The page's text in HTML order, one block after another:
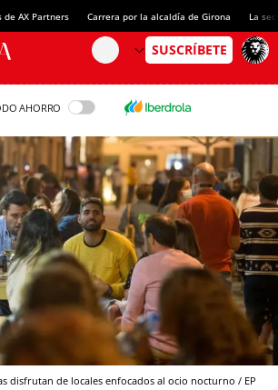
de AX Partners Carrera por la alcaldía de Girona La
AHORRO
disfrutan de locales enfocados al ocio nocturno / EP